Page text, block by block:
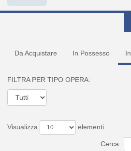
Da Acquistare In Possesso
FILTRA PER TIPO OPERA:
Visualizza elementi
Cerca: